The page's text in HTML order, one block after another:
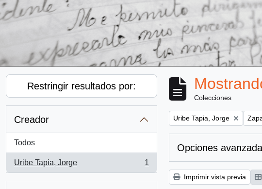
Restringir resultados por:
Creador
Todos
Uribe Tapia, Jorge
, 1 resultados
1
Colecciones
Remove filter:
Uribe Tapia, Jorge
Opciones
Imprimir vista previa